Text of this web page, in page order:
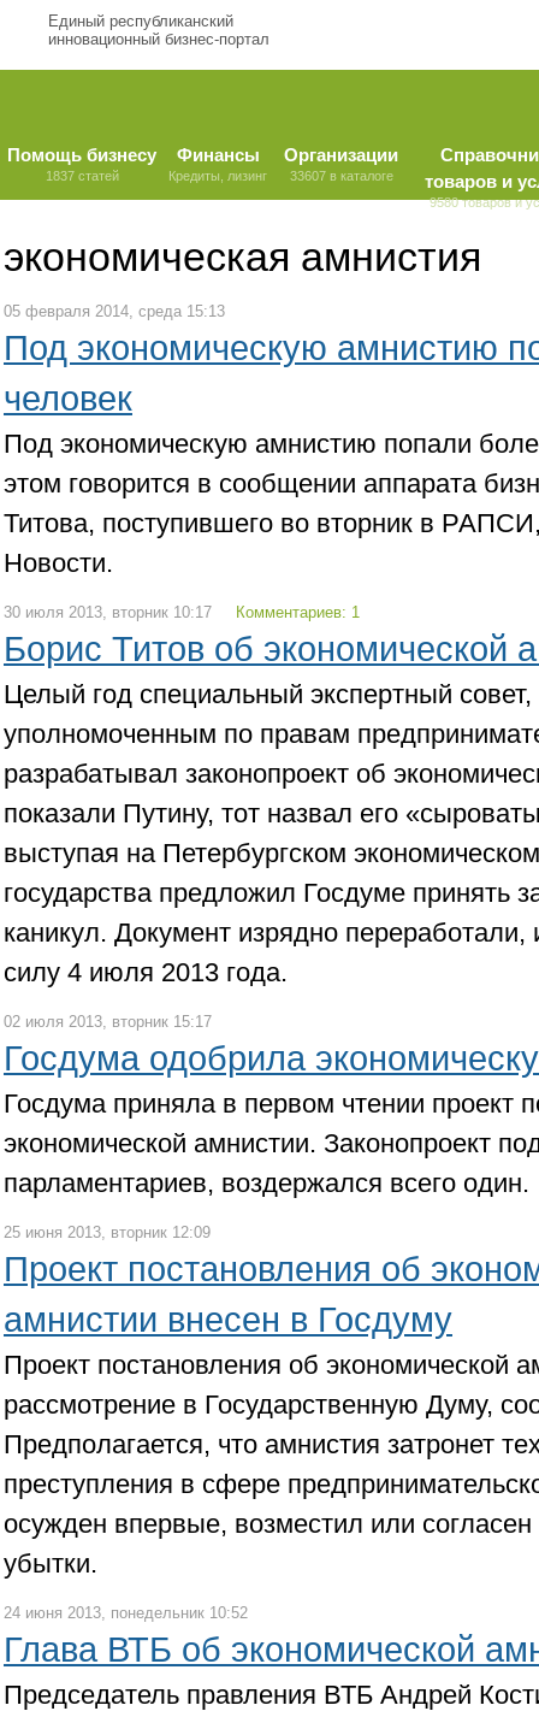
Единый республиканский
инновационный бизнес-портал
Помощь бизнесу
1837 статей
Финансы
Кредиты, лизинг
Организации
33607 в каталоге
товаров и
9580 товаров и
экономическая амнистия
05 февраля 2014, среда 15:13
Под экономическую амнистию
человек
Под экономическую амнистию попали
этом говорится в сообщении аппарата
Титова, поступившего во вторник в
Новости.
30 июля 2013, вторник 10:17 Комментариев: 1
Борис Титов об экономической
Целый год специальный экспертный
уполномоченным по правам
разрабатывал законопроект об
показали Путину, тот назвал его
выступая на Петербургском
государства предложил Госдуме принять
каникул. Документ изрядно переработали,
силу 4 июля 2013 года.
02 июля 2013, вторник 15:17
Госдума одобрила
Госдума приняла в первом чтении проект
экономической амнистии. Законопроект
парламентариев, воздержался всего один.
25 июня 2013, вторник 12:09
Проект постановления об
амнистии внесен в Госдуму
Проект постановления об экономической
рассмотрение в Государственную Думу,
Предполагается, что амнистия затронет
преступления в сфере
осужден впервые, возместил или
убытки.
24 июня 2013, понедельник 10:52
Глава ВТБ об экономической
Председатель правления ВТБ Андрей